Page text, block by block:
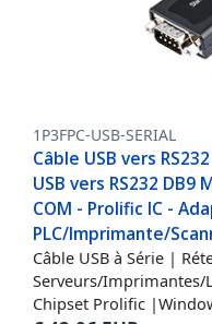
1P3FPC-USB-SERIAL
Câble USB vers
USB vers RS232
COM - Prolific IC -
PLC/Imprimante/
Câble USB à Série |
Serveurs/Imprimantes/
Chipset Prolific